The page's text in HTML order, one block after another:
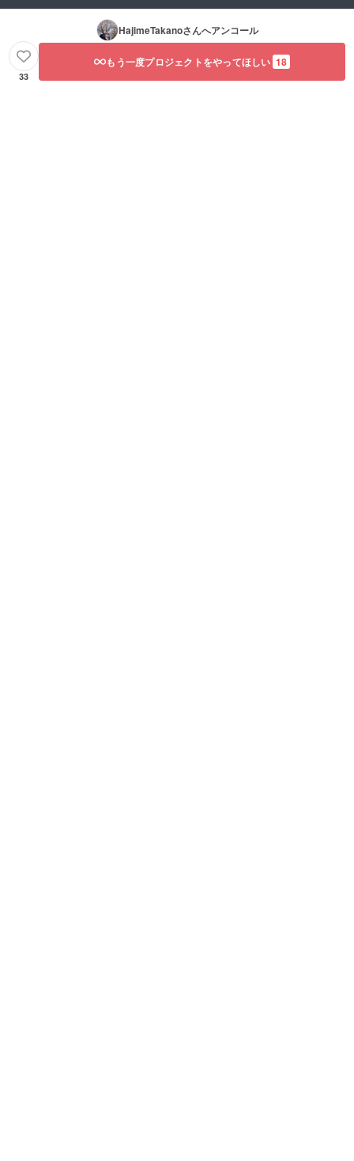
HajimeTakanoさんへアンコール
33
もう一度プロジェクトをやってほしい 18